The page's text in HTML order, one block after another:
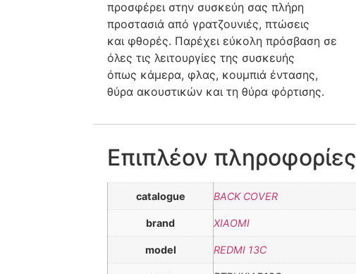
προσφέρει στην συσκεύη σας πλήρη
προστασιά από γρατζουνιές, πτώσεις
και φθορές. Παρέχει εύκολη πρόσβαση σε
όλες τις λειτουργίες της συσκευής
όπως κάμερα, φλας, κουμπιά έντασης,
θύρα ακουστικών και τη θύρα φόρτισης.
Επιπλέον πληροφορίες
catalogue BACK COVER
brand XIAOMI
model REDMI 13C